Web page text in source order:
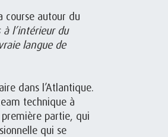
course autour du
l’intérieur du
langue de
dans l’Atlantique.
technique à
partie, qui
qui se